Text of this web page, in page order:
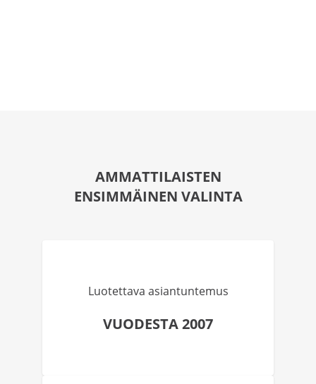
AMMATTILAISTEN
ENSIMMÄINEN VALINTA
Luotettava asiantuntemus
VUODESTA 2007